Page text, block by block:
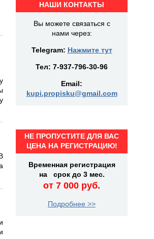
НАШИ КОНТАКТЫ
Вы можете связаться с
нами через:
Telegram: Нажмите тут
Тел: 7-937-796-30-96
Email:
kupi.propisku@gmail.com
НЕ ПРОПУСТИТЕ ДЛЯ ВАС
ЦЕНА НА РЕГИСТРАЦИЮ!
Временная регистрация
на срок до 3 мес.
от 7 000 руб.
Подробнее >>